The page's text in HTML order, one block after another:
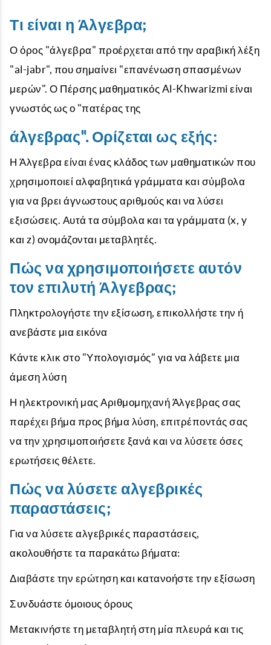
Τι είναι η Άλγεβρα;
Ο όρος "άλγεβρα" προέρχεται από την αραβική λέξη
"al-jabr", που σημαίνει "επανένωση σπασμένων
μερών". Ο Πέρσης μαθηματικός Al-Khwarizmi είναι
γνωστός ως ο "πατέρας της
άλγεβρας". Ορίζεται ως εξής:
Η Άλγεβρα είναι ένας κλάδος των μαθηματικών που
χρησιμοποιεί αλφαβητικά γράμματα και σύμβολα
για να βρει άγνωστους αριθμούς και να λύσει
εξισώσεις. Αυτά τα σύμβολα και τα γράμματα (x, y
και z) ονομάζονται μεταβλητές.
Πώς να χρησιμοποιήσετε αυτόν
τον επιλυτή Άλγεβρας;
Πληκτρολογήστε την εξίσωση, επικολλήστε την ή
ανεβάστε μια εικόνα
Κάντε κλικ στο "Υπολογισμός" για να λάβετε μια
άμεση λύση
Η ηλεκτρονική μας Αριθμομηχανή Άλγεβρας σας
παρέχει βήμα προς βήμα λύση, επιτρέποντάς σας
να την χρησιμοποιήσετε ξανά και να λύσετε όσες
ερωτήσεις θέλετε.
Πώς να λύσετε αλγεβρικές
παραστάσεις;
Για να λύσετε αλγεβρικές παραστάσεις,
ακολουθήστε τα παρακάτω βήματα:
Διαβάστε την ερώτηση και κατανοήστε την εξίσωση
Συνδυάστε όμοιους όρους
Μετακινήστε τη μεταβλητή στη μία πλευρά και τις